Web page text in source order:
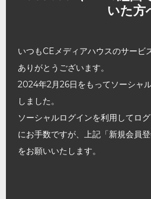
いた方
いつもCEメディアハウスのサービ
ありがとうございます。
2024年2月26日をもってソーシャ
しました。
ソーシャルログインを利用してロ
にお手数ですが、上記「新規会員
をお願いいたします。